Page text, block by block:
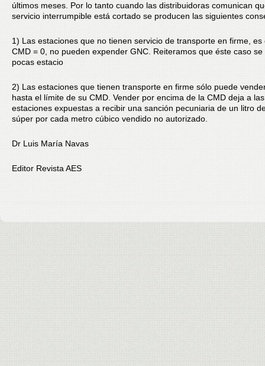
últimos meses. Por lo tanto cuando las distribuidoras comunican
servicio interrumpible está cortado se producen las siguientes
1) Las estaciones que no tienen servicio de transporte en firme, es
CMD = 0, no pueden expender GNC. Reiteramos que éste caso
pocas estacio
2) Las estaciones que tienen transporte en firme sólo puede
hasta el límite de su CMD. Vender por encima de la CMD deja a las
estaciones expuestas a recibir una sanción pecuniaria de un litro
súper por cada metro cúbico vendido no autorizado.
Dr Luis María Navas
Editor Revista AES